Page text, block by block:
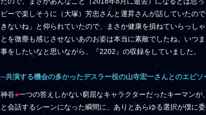
ビーで楽しそうに（大塚）芳忠さんと運昇さんが話していたの
きないね」と仰られていたので、まさか健康を損ねていらっし
とを微塵も感じさせないあのお姿は本当に素敵でしたね。いつ
事をしたいなと思いながら、『2202』の収録をしていました。
─共演する機会の多かったデスラー役の山寺宏一さんとのエピソ
神谷●一つの答えしかない窮屈なキャラクターだったキーマン
と会話するシーンになった瞬間に、ありとあらゆる選択が僕に